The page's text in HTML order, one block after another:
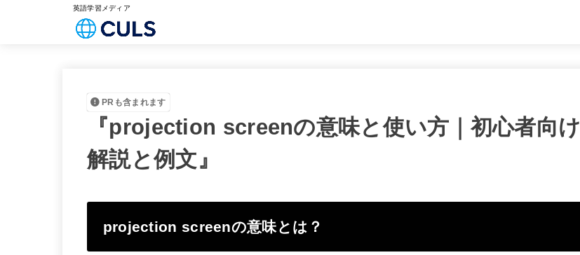
英語学習メディア
PRも含まれます
『projection screenの意味と使い方｜初心者向け
解説と例文』
projection screenの意味とは？